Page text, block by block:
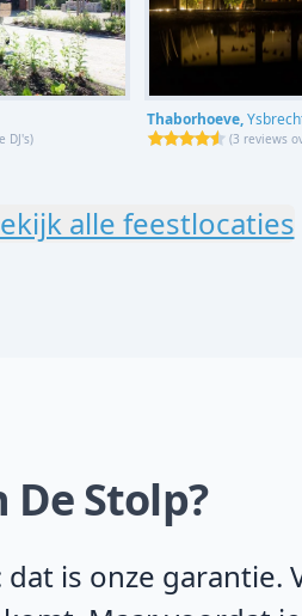
DJ's)
Thaborhoeve,
(3 reviews
alle feestlocaties
Stolp?
is onze